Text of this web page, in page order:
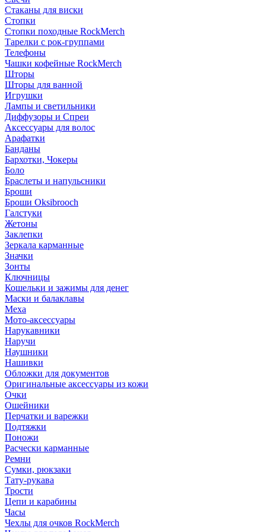
Стаканы для виски
Стопки
Стопки походные RockMerch
Тарелки с рок-группами
Телефоны
Чашки кофейные RockMerch
Шторы
Шторы для ванной
Игрушки
Лампы и светильники
Диффузоры и Спреи
Аксессуары для волос
Арафатки
Банданы
Бархотки, Чокеры
Боло
Браслеты и напульсники
Броши
Броши Oksibrooch
Галстуки
Жетоны
Заклепки
Зеркала карманные
Значки
Зонты
Ключницы
Кошельки и зажимы для денег
Маски и балаклавы
Меха
Мото-аксессуары
Нарукавники
Наручи
Наушники
Нашивки
Обложки для документов
Оригинальные аксессуары из кожи
Очки
Ошейники
Перчатки и варежки
Подтяжки
Поножи
Расчески карманные
Ремни
Сумки, рюкзаки
Тату-рукава
Трости
Цепи и карабины
Часы
Чехлы для очков RockMerch